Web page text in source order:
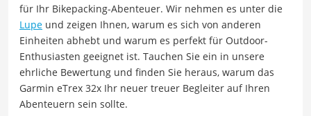
für Ihr Bikepacking-Abenteuer. Wir nehmen es unter die
Lupe und zeigen Ihnen, warum es sich von anderen
Einheiten abhebt und warum es perfekt für Outdoor-
Enthusiasten geeignet ist. Tauchen Sie ein in unsere
ehrliche Bewertung und finden Sie heraus, warum das
Garmin eTrex 32x Ihr neuer treuer Begleiter auf Ihren
Abenteuern sein sollte.